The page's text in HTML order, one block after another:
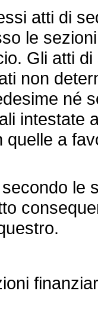
atti di
le
Gli atti
non
né
intestate
quelle a
le